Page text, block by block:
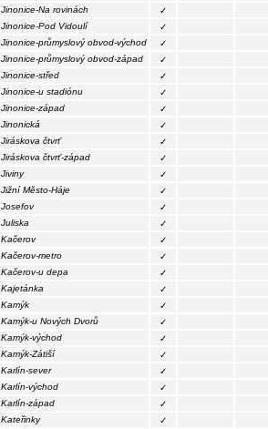
Jinonice-Na rovinách
✓
Jinonice-Pod Vidoulí
✓
Jinonice-průmyslový obvod-východ
✓
Jinonice-průmyslový obvod-západ
✓
Jinonice-střed
✓
Jinonice-u stadiónu
✓
Jinonice-západ
✓
Jinonická
✓
Jiráskova čtvrť
✓
Jiráskova čtvrť-západ
✓
Jiviny
✓
Jižní Město-Háje
✓
Josefov
✓
Juliska
✓
Kačerov
✓
Kačerov-metro
✓
Kačerov-u depa
✓
Kajetánka
✓
Kamýk
✓
Kamýk-u Nových Dvorů
✓
Kamýk-východ
✓
Kamýk-Zátiší
✓
Karlín-sever
✓
Karlín-východ
✓
Karlín-západ
✓
Kateřinky
✓